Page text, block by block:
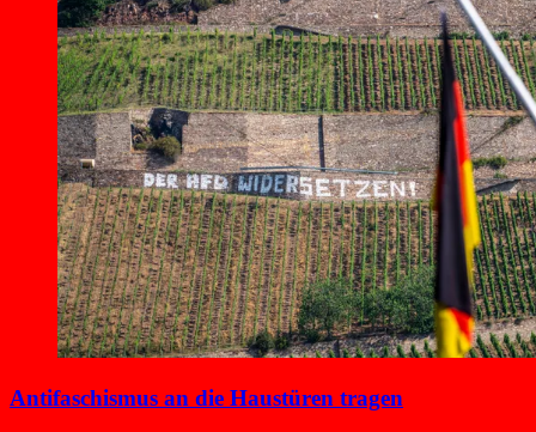
Antifaschismus an die Haustüren tragen